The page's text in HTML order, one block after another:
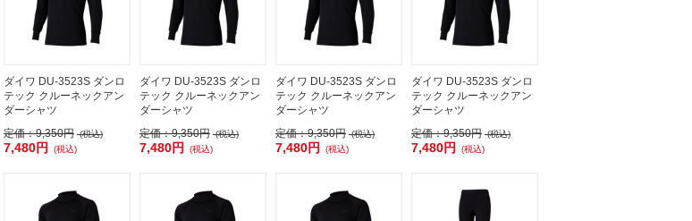
ダイワ DU-3523S ダンロ
テック クルーネックアン
ダーシャツ
定価：9,350円 (税込)
7,480円 (税込)
ダイワ DU-3523S ダンロ
テック クルーネックアン
ダーシャツ
定価：9,350円 (税込)
7,480円 (税込)
ダイワ DU-3523S ダンロ
テック クルーネックアン
ダーシャツ
定価：9,350円 (税込)
7,480円 (税込)
ダイワ DU-3523S ダンロ
テック クルーネックアン
ダーシャツ
定価：9,350円 (税込)
7,480円 (税込)